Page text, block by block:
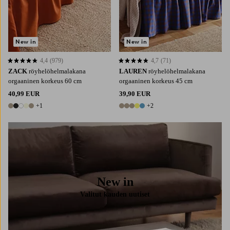
ZACK röyhelöhelmalakana
orgaaninen korkeus 60 cm
40,99 EUR
6 värejä
+1
4,4 perustuen 979 arvosanaan
4,4 (979)
New in
LAUREN röyhelöhelmalakana
orgaaninen korkeus 45 cm
39,90 EUR
7 värejä
+2
4,7 perustuen 71 arvosanaan
4,7 (71)
New in
New in
Valitut kauden uutiset